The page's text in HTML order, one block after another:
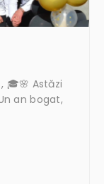
🎓🌸 Astăzi
an bogat,